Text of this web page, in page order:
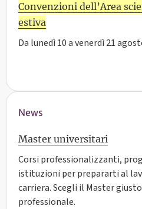
Convenzioni dell’Area
estiva
Da lunedì 10 a venerdì 21
News
Master universitari
Corsi professionalizzanti,
istituzioni per prepararti al
carriera. Scegli il Master
professionale.